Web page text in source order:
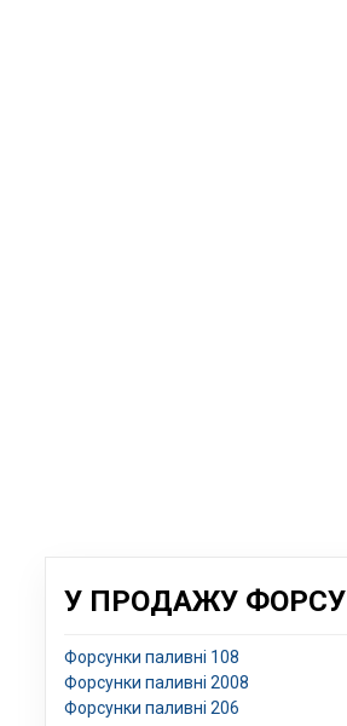
У ПРОДАЖУ
Форсунки паливні 108
Форсунки паливні 2008
Форсунки паливні 206